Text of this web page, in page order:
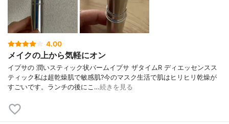
4.00
メイクの上から気軽にオン
イプサの 潤いスティック状バームイプサ ザタイムR ディエッセンスス
ティック私は超乾燥肌で敏感肌?今のマスク生活で肌はヒリヒリ乾燥が
すごいです。ランチの後にこ…続きを見る